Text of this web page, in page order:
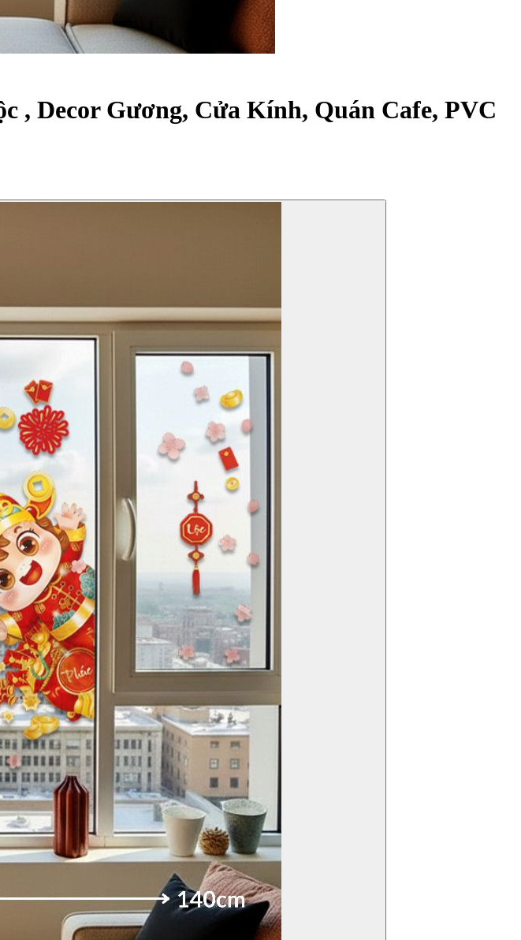
, Decor Gương, Cửa Kính, Quán Cafe, PVC